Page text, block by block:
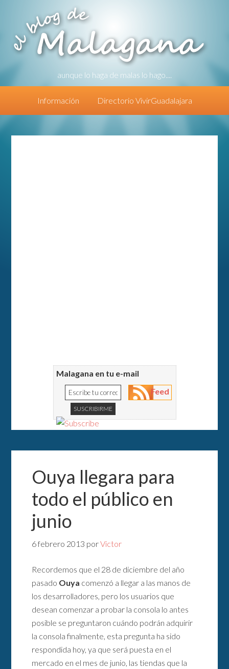
aunque lo haga de malas lo hago....
Información Directorio VivirGuadalajara
Malagana en tu e-mail
Feed
Ouya llegara para
todo el público en
junio
6 febrero 2013 porVictor
Recordemos que el 28 de diciembre del año
pasado Ouya comenzó a llegar a las manos de
los desarrolladores, pero los usuarios que
desean comenzar a probar la consola lo antes
posible se preguntaron cuándo podrán adquirir
la consola finalmente, esta pregunta ha sido
respondida hoy, ya que será puesta en el
mercado en el mes de junio, las tiendas que la